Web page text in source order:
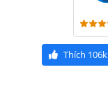
Thích 106k